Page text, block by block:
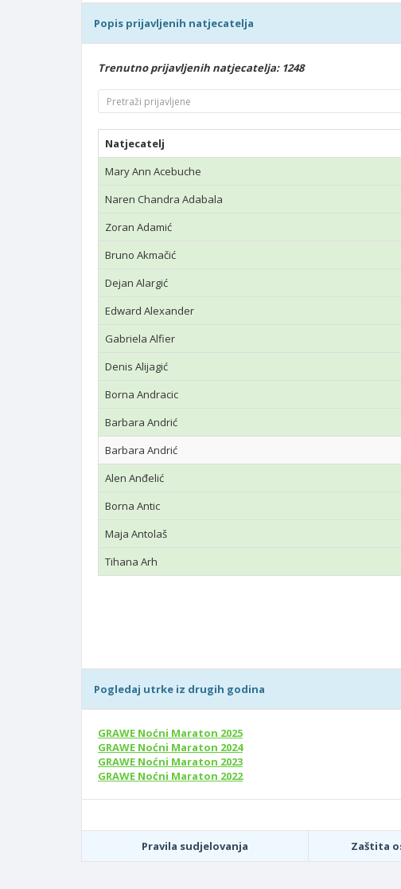
Popis prijavljenih natjecatelja
Trenutno prijavljenih natjecatelja: 1248
Natjecatelj
Mary Ann Acebuche
Naren Chandra Adabala
Zoran Adamić
Bruno Akmačić
Dejan Alargić
Edward Alexander
Gabriela Alfier
Denis Alijagić
Borna Andracic
Barbara Andrić
Barbara Andrić
Alen Anđelić
Borna Antic
Maja Antolaš
Tihana Arh
Pogledaj utrke iz drugih godina
GRAWE Noćni Maraton 2025
GRAWE Noćni Maraton 2024
GRAWE Noćni Maraton 2023
GRAWE Noćni Maraton 2022
Pravila sudjelovanja Zaštita